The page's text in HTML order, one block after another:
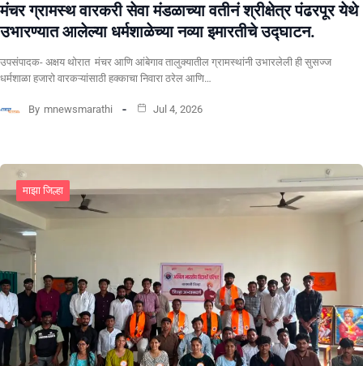
मंचर ग्रामस्थ वारकरी सेवा मंडळाच्या वतीनं श्रीक्षेत्र पंढरपूर येथे
उभारण्यात आलेल्या धर्मशाळेच्या नव्या इमारतीचे उद्घाटन.
उपसंपादक- अक्षय थोरात मंचर आणि आंबेगाव तालुक्यातील ग्रामस्थांनी उभारलेली ही सुसज्ज
धर्मशाळा हजारो वारकऱ्यांसाठी हक्काचा निवारा ठरेल आणि…
By mnewsmarathi Jul 4, 2026
माझा जिल्हा